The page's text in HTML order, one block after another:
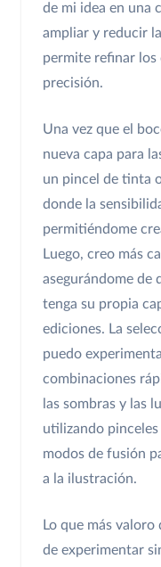
de mi idea en una
ampliar y reducir
permite refinar los
precisión.
Una vez que el
nueva capa para
un pincel de tinta
donde la
permitiéndome
Luego, creo más
asegurándome de
tenga su propia
ediciones. La
puedo
combinaciones
las sombras y las
utilizando
modos de fusión
a la ilustración.
Lo que más
de experimentar